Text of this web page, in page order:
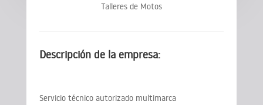
Talleres de Motos
Descripción de la empresa:
Servicio técnico autorizado multimarca